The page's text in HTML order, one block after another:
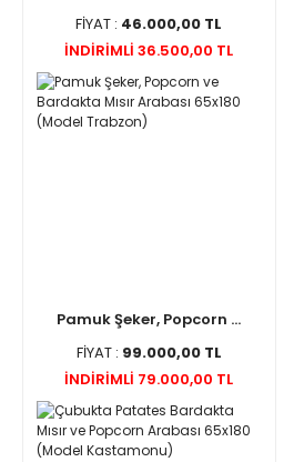
FİYAT : 46.000,00 TL
İNDİRİMLİ 36.500,00 TL
Pamuk Şeker, Popcorn ...
FİYAT : 99.000,00 TL
İNDİRİMLİ 79.000,00 TL